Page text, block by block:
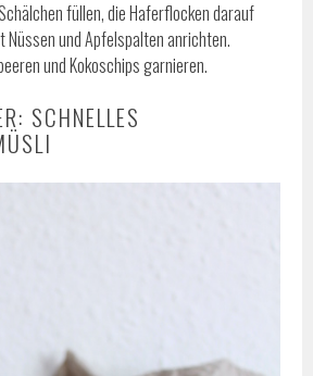
füllen, die Haferflocken darauf
Nüssen und Apfelspalten anrichten.
und Kokoschips garnieren.
SCHNELLES